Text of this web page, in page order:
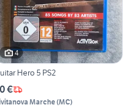
4
Hero 5 PS2
€
Marche(MC)